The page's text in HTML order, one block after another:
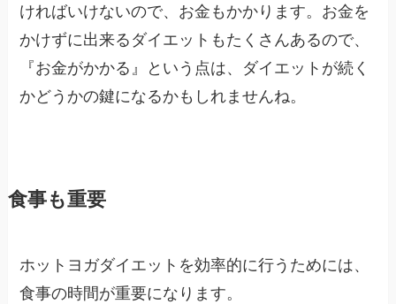
ければいけないので、お金もかかります。お金を
かけずに出来るダイエットもたくさんあるので、
『お金がかかる』という点は、ダイエットが続く
かどうかの鍵になるかもしれませんね。
食事も重要
ホットヨガダイエットを効率的に行うためには、
食事の時間が重要になります。